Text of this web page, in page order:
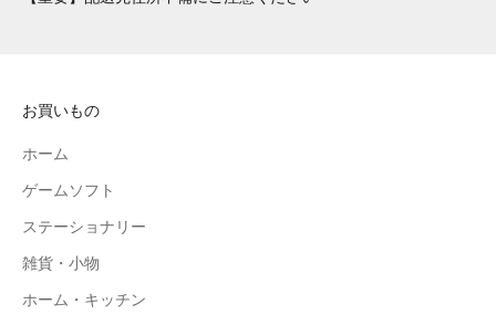
お買いもの
ホーム
ゲームソフト
ステーショナリー
雑貨・小物
ホーム・キッチン